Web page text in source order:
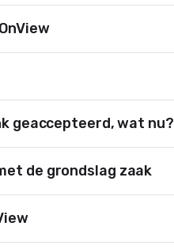
geaccepteerd, wat nu?
de grondslag zaak